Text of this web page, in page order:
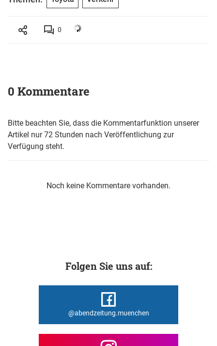
0
0 Kommentare
Bitte beachten Sie, dass die Kommentarfunktion unserer
Artikel nur 72 Stunden nach Veröffentlichung zur
Verfügung steht.
Noch keine Kommentare vorhanden.
Folgen Sie uns auf:
@abendzeitung.muenchen